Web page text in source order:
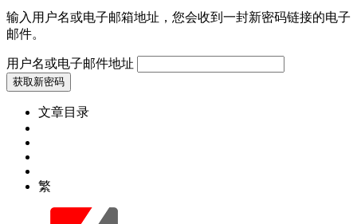
输入用户名或电子邮箱地址，您会收到一封新密码链接的电子
邮件。
用户名或电子邮件地址
文章目录
繁